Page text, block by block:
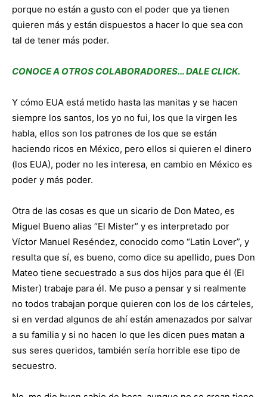
porque no están a gusto con el poder que ya tienen
quieren más y están dispuestos a hacer lo que sea con
tal de tener más poder.
CONOCE A OTROS COLABORADORES… DALE CLICK.
Y cómo EUA está metido hasta las manitas y se hacen
siempre los santos, los yo no fui, los que la virgen les
habla, ellos son los patrones de los que se están
haciendo ricos en México, pero ellos si quieren el dinero
(los EUA), poder no les interesa, en cambio en México es
poder y más poder.
Otra de las cosas es que un sicario de Don Mateo, es
Miguel Bueno alias “El Mister” y es interpretado por
Víctor Manuel Reséndez, conocido como “Latin Lover”, y
resulta que sí, es bueno, como dice su apellido, pues Don
Mateo tiene secuestrado a sus dos hijos para que él (El
Mister) trabaje para él. Me puso a pensar y si realmente
no todos trabajan porque quieren con los de los cárteles,
si en verdad algunos de ahí están amenazados por salvar
a su familia y si no hacen lo que les dicen pues matan a
sus seres queridos, también sería horrible ese tipo de
secuestro.